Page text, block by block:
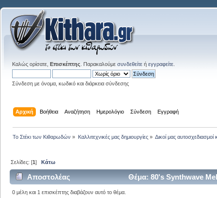
Καλώς ορίσατε, Επισκέπτης . Παρακαλούμε συνδεθείτε ή εγγραφείτε
Σύνδεση με όνομα, κωδικό και διάρκεια σύνδεσης
Αρχική Βοήθεια Αναζήτηση Ημερολόγιο Σύνδεση Εγγραφή
Το Στέκι των Κιθαρωδών » Καλλιτεχνικές μας δημιουργίες» Δικοί μας αυτοσχεδιασμοί
Σελίδες: [1]Κάτω
Αποστολέας Θέμα: 80's Synthwave
0 μέλη και 1 επισκέπτης διαβάζουν αυτό το θέμα.